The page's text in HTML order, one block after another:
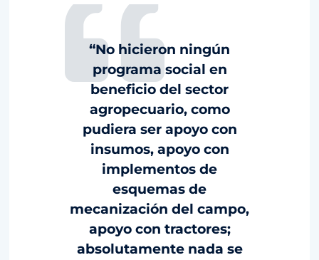
“No hicieron ningún
programa social en
beneficio del sector
agropecuario, como
pudiera ser apoyo con
insumos, apoyo con
implementos de
esquemas de
mecanización del campo,
apoyo con tractores;
absolutamente nada se